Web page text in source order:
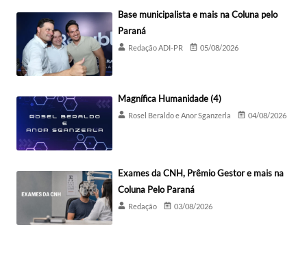
Base municipalista e mais na Coluna pelo
Paraná
Redação ADI-PR 05/08/2026
Magnífica Humanidade (4)
Rosel Beraldo e Anor Sganzerla 04/08/2026
Exames da CNH, Prêmio Gestor e mais na
Coluna Pelo Paraná
Redação 03/08/2026